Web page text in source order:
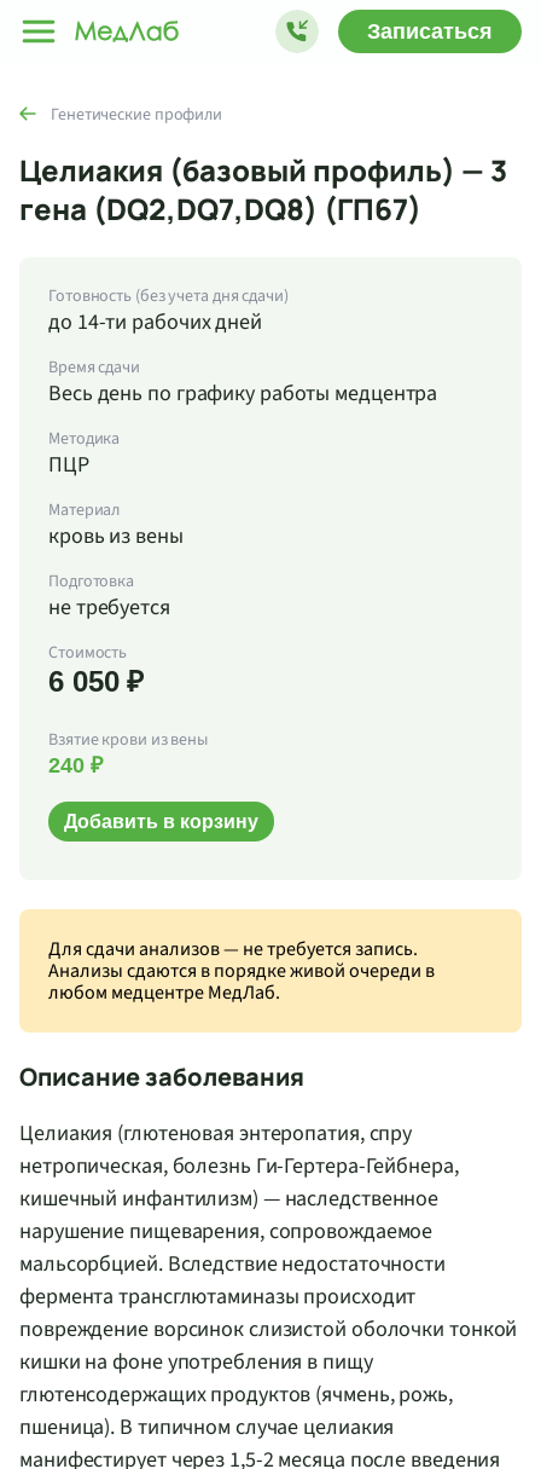
Записаться
Генетические профили
Целиакия (базовый профиль) — 3
гена (DQ2,DQ7,DQ8) (ГП67)
Для сдачи анализов — не требуется запись.
Анализы сдаются в порядке живой очереди в
любом медцентре МедЛаб.
Описание заболевания
Целиакия (глютеновая энтеропатия, спру
нетропическая, болезнь Ги-Гертера-Гейбнера,
кишечный инфантилизм) — наследственное
нарушение пищеварения, сопровождаемое
мальсорбцией. Вследствие недостаточности
фермента трансглютаминазы происходит
повреждение ворсинок слизистой оболочки тонкой
кишки на фоне употребления в пищу
глютенсодержащих продуктов (ячмень, рожь,
пшеница). В типичном случае целиакия
манифестирует через 1,5-2 месяца после введения
Готовность (без учета дня сдачи)
до 14-ти рабочих дней
Время сдачи
Весь день по графику работы медцентра
Методика
ПЦР
Материал
кровь из вены
Подготовка
не требуется
Стоимость
6 050 ₽
Взятие крови из вены
240 ₽
Добавить в корзину